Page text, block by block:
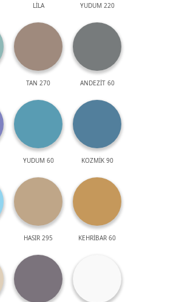
LİLA YUDUM 220
TAN 270 ANDEZİT 60
YUDUM 60 KOZMİK 90
HASIR 295 KEHRİBAR 60